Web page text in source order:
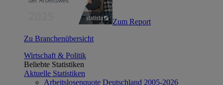
Zum Report
Zu Branchenübersicht
Wirtschaft & Politik
Beliebte Statistiken
Aktuelle Statistiken
Arbeitslosenquote Deutschland 2005-2026